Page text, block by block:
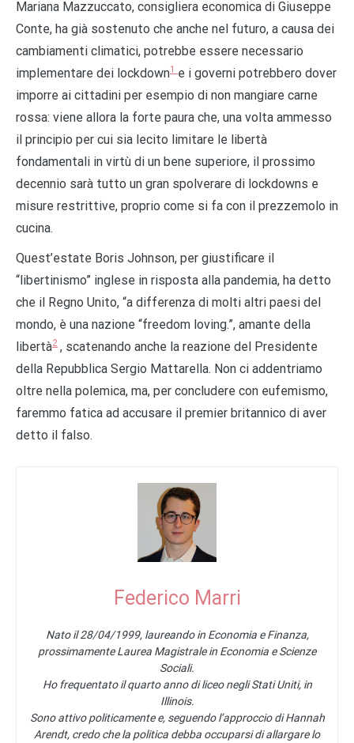
Mariana Mazzuccato, consigliera economica di Giuseppe
Conte, ha già sostenuto che anche nel futuro, a causa dei
cambiamenti climatici, potrebbe essere necessario
implementare dei lockdown1 e i governi potrebbero dover
imporre ai cittadini per esempio di non mangiare carne
rossa: viene allora la forte paura che, una volta ammesso
il principio per cui sia lecito limitare le libertà
fondamentali in virtù di un bene superiore, il prossimo
decennio sarà tutto un gran spolverare di lockdowns e
misure restrittive, proprio come si fa con il prezzemolo in
cucina.
Quest’estate Boris Johnson, per giustificare il
“libertinismo” inglese in risposta alla pandemia, ha detto
che il Regno Unito, “a differenza di molti altri paesi del
mondo, è una nazione “freedom loving.”, amante della
libertà2 , scatenando anche la reazione del Presidente
della Repubblica Sergio Mattarella. Non ci addentriamo
oltre nella polemica, ma, per concludere con eufemismo,
faremmo fatica ad accusare il premier britannico di aver
detto il falso.
Federico Marri
Nato il 28/04/1999, laureando in Economia e Finanza,
prossimamente Laurea Magistrale in Economia e Scienze
Sociali.
Ho frequentato il quarto anno di liceo negli Stati Uniti, in
Illinois.
Sono attivo politicamente e, seguendo l’approccio di Hannah
Arendt, credo che la politica debba occuparsi di allargare lo